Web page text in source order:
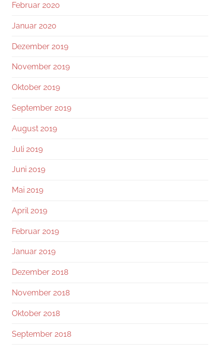
Februar 2020
Januar 2020
Dezember 2019
November 2019
Oktober 2019
September 2019
August 2019
Juli 2019
Juni 2019
Mai 2019
April 2019
Februar 2019
Januar 2019
Dezember 2018
November 2018
Oktober 2018
September 2018